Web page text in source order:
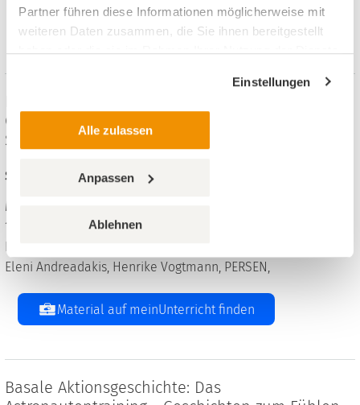
Partner führen diese Informationen möglicherweise mit
weiteren Daten zusammen, die Sie ihnen bereitgestellt
haben oder die sie im Rahmen Ihrer Nutzung der Dienste
Einstellungen
Alle zulassen
Anpassen
Ablehnen
Material auf meinUnterricht finden
Geschichten zum Fühlen und Bewegen Sport,
SoPäd, Intensive Behinderung
Sport, 1. bis 9. Klasse
Methodisch-didaktischer Kommentar, 8 Seiten, Format: ZIP,
1.76 MB
Inhalt: 1 PDF, 1 Word
Eleni Andreadakis, Henrike Vogtmann, PERSEN,
Material auf meinUnterricht finden
Basale Aktionsgeschichte: Das